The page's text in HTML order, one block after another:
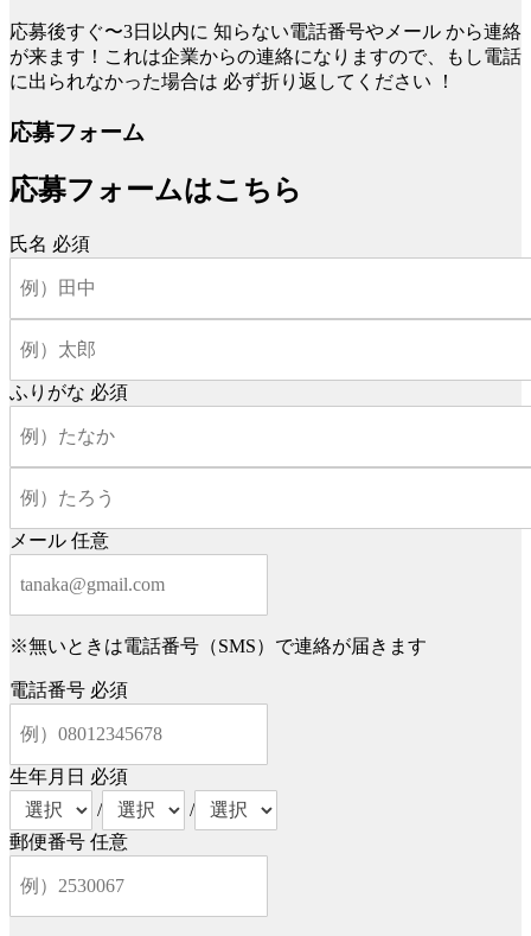
応募後すぐ〜3日以内に 知らない電話番号やメール から連絡
が来ます！これは企業からの連絡になりますので、もし電話
に出られなかった場合は 必ず折り返してください ！
応募フォーム
応募フォームはこちら
氏名 必須
ふりがな 必須
メール 任意
※無いときは電話番号（SMS）で連絡が届きます
電話番号 必須
生年月日 必須
/
/
郵便番号 任意